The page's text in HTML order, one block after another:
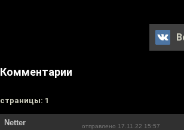
Комментарии
cтраницы: 1
Netter отправлено 17.11.22 15:57